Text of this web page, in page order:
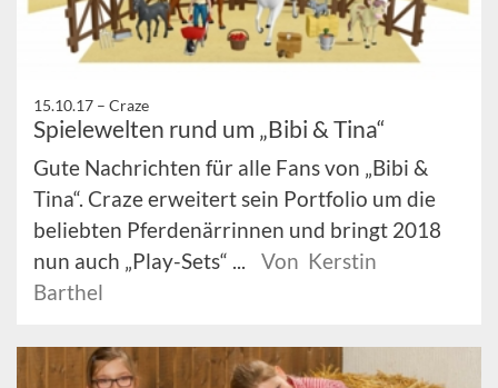
15.10.17 – Craze
Spielewelten rund um „Bibi & Tina“
Gute Nachrichten für alle Fans von „Bibi &
Tina“. Craze erweitert sein Portfolio um die
beliebten Pferdenärrinnen und bringt 2018
nun auch „Play-Sets“ ...
Von Kerstin
Barthel